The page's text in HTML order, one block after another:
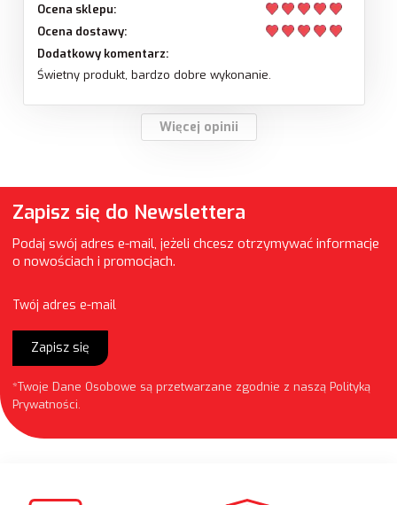
Ocena sklepu:
Ocena dostawy:
Dodatkowy komentarz:
Świetny produkt, bardzo dobre wykonanie.
Więcej opinii
Zapisz się do Newslettera
Podaj swój adres e-mail, jeżeli chcesz otrzymywać informacje
o nowościach i promocjach.
Twój adres e-mail
Zapisz się
*Twoje Dane Osobowe są przetwarzane zgodnie z naszą Polityką
Prywatności.